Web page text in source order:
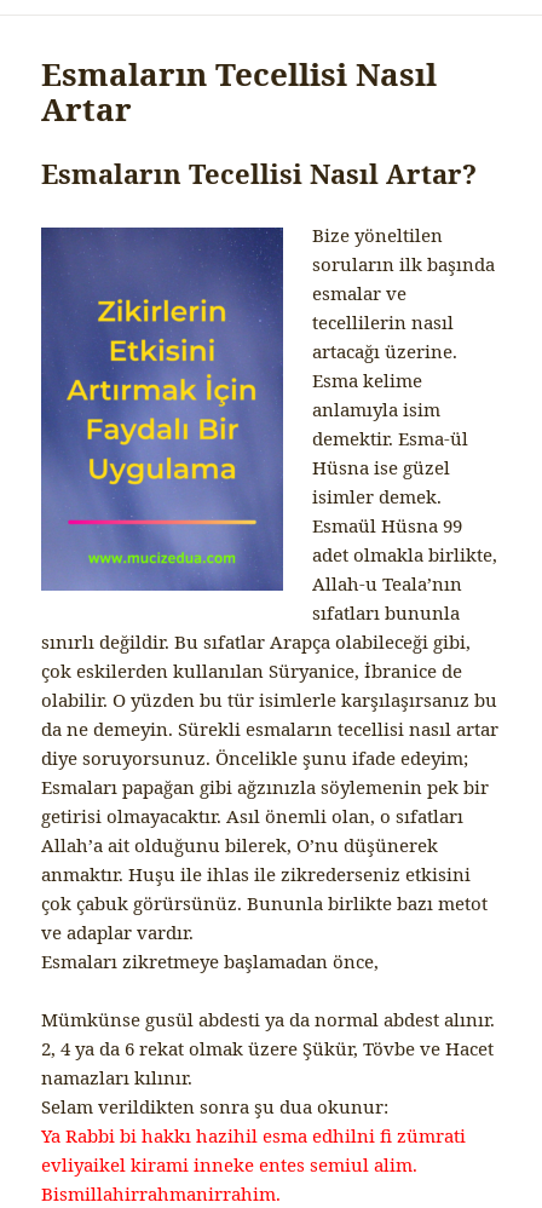
Esmaların Tecellisi Nasıl
Artar
Esmaların Tecellisi Nasıl Artar?
Bize yöneltilen
soruların ilk başında
esmalar ve
tecellilerin nasıl
artacağı üzerine.
Esma kelime
anlamıyla isim
demektir. Esma-ül
Hüsna ise güzel
isimler demek.
Esmaül Hüsna 99
adet olmakla birlikte,
Allah-u Teala’nın
sıfatları bununla
sınırlı değildir. Bu sıfatlar Arapça olabileceği gibi,
çok eskilerden kullanılan Süryanice, İbranice de
olabilir. O yüzden bu tür isimlerle karşılaşırsanız bu
da ne demeyin. Sürekli esmaların tecellisi nasıl artar
diye soruyorsunuz. Öncelikle şunu ifade edeyim;
Esmaları papağan gibi ağzınızla söylemenin pek bir
getirisi olmayacaktır. Asıl önemli olan, o sıfatları
Allah’a ait olduğunu bilerek, O’nu düşünerek
anmaktır. Huşu ile ihlas ile zikrederseniz etkisini
çok çabuk görürsünüz. Bununla birlikte bazı metot
ve adaplar vardır.
Esmaları zikretmeye başlamadan önce,
Mümkünse gusül abdesti ya da normal abdest alınır.
2, 4 ya da 6 rekat olmak üzere Şükür, Tövbe ve Hacet
namazları kılınır.
Selam verildikten sonra şu dua okunur:
Ya Rabbi bi hakkı hazihil esma edhilni fi zümrati
evliyaikel kirami inneke entes semiul alim.
Bismillahirrahmanirrahim.